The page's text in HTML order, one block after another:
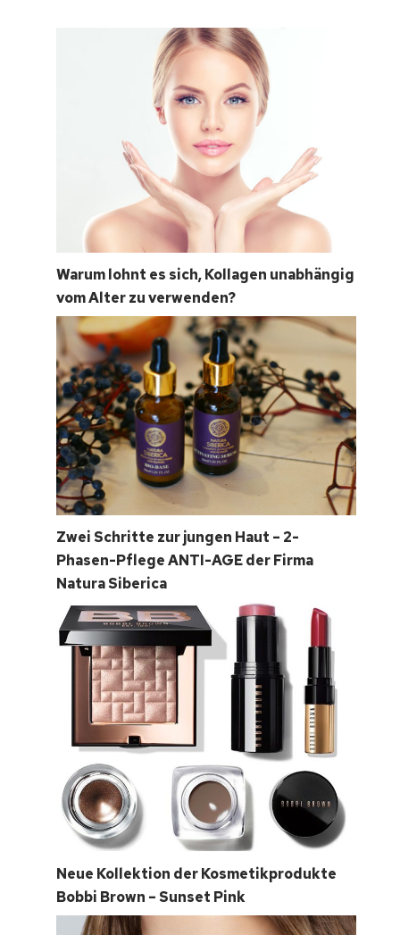
Warum lohnt es sich, Kollagen unabhängig
vom Alter zu verwenden?
Zwei Schritte zur jungen Haut – 2-
Phasen-Pflege ANTI-AGE der Firma
Natura Siberica
Neue Kollektion der Kosmetikprodukte
Bobbi Brown – Sunset Pink